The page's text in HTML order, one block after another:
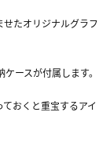
たオリジナルグラフ
ースが付属します。
おくと重宝するアイ